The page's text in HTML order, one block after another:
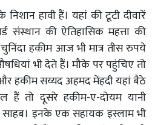
हावी हैं। यहां की टूटी दीवारें
संस्थान की ऐतिहासिक महत्ता की
हकीम आज भी मात्र तीस रुपये
भी देते हैं। मौके पर पहुंचिए तो
हकीम सय्यद अहमद मेंहदी यहां बैठे
हैं तो दूसरे हकीम-ए-दोयम यानी
इनके एक सहायक इस्लाम भी